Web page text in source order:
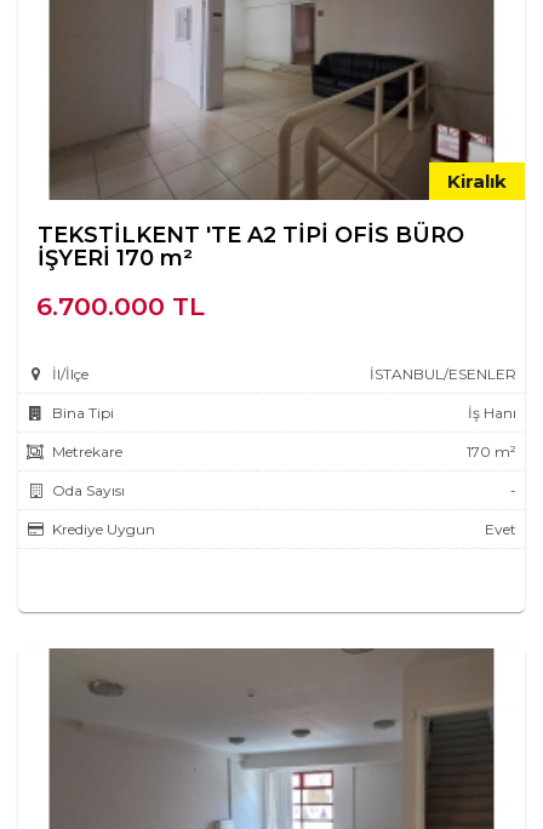
Kiralık
TEKSTİLKENT 'TE A2 TİPİ OFİS BÜRO
İŞYERİ 170 m²
6.700.000 TL
İl/İlçe İSTANBUL/ESENLER
Bina Tipi İş Hanı
Metrekare 170 m²
Oda Sayısı -
Krediye Uygun Evet